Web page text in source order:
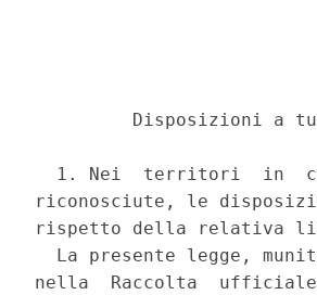
Disposizioni a
1. Nei  territori  in
riconosciute, le
rispetto della relativa
La presente legge,
nella  Raccolta